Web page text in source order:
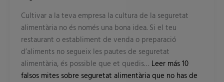
Cultivar a la teva empresa la cultura de la seguretat
alimentària no és només una bona idea. Si el teu
restaurant o establiment de venda o preparació
d’aliments no segueix les pautes de seguretat
alimentària, és possible que et quedis… Leer más10
falsos mites sobre seguretat alimentària que no has de